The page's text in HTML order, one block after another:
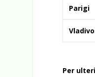
Parigi
Per